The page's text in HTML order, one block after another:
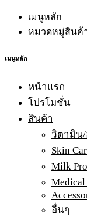
เมนูหลัก
หมวดหมู่สินค้
เมนูหลัก
หน้าแรก
โปรโมชั่น
สินค้า
วิตามิน/
Skin
Milk
อื่นๆ